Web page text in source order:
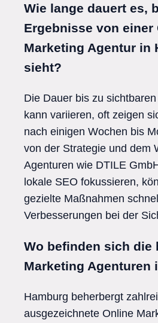
Wie lange dauert es,
Ergebnisse von einer
Marketing Agentur in
sieht?
Die Dauer bis zu
kann variieren, oft zeigen
nach einigen Wochen bis
von der Strategie und dem
Agenturen wie DTILE
lokale SEO fokussieren,
gezielte Maßnahmen
Verbesserungen bei der
Wo befinden sich die
Marketing Agenturen
Hamburg beherbergt
ausgezeichnete Online